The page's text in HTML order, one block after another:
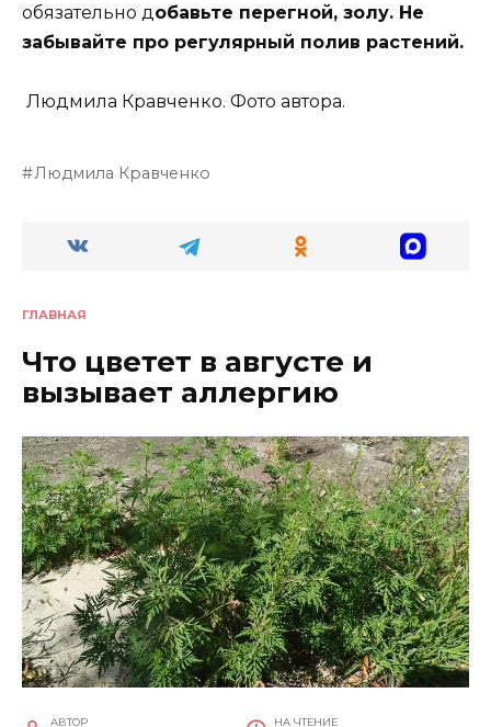
обязательно д обавьте перегной, золу. Не
забывайте про регулярный полив растений.
Людмила Кравченко. Фото автора.
Людмила Кравченко
ГЛАВНАЯ
Что цветет в августе и
вызывает аллергию
АВТОР НА ЧТЕНИЕ